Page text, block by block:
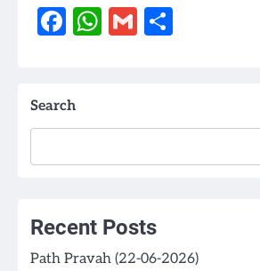
Facebook
WhatsApp
Gmail
Search
Recent Posts
Path Pravah (22-06-2026)